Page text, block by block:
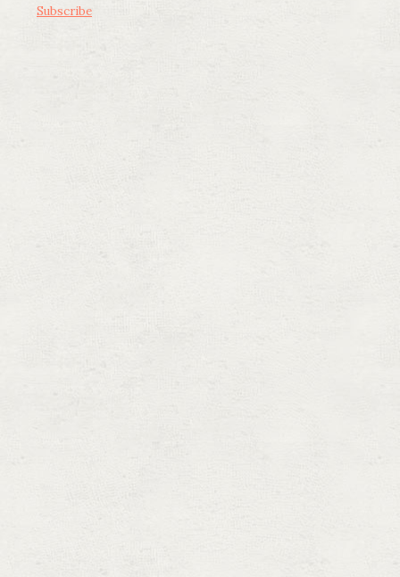
Subscribe